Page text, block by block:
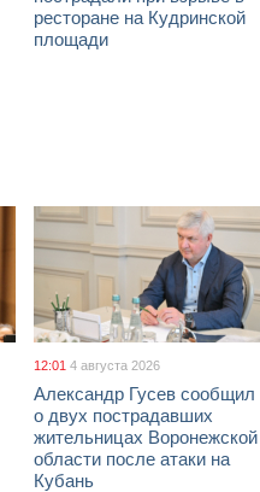
ресторане на Кудринской
площади
12:01 4 августа 2026
Александр Гусев сообщил
о двух пострадавших
жительницах Воронежской
области после атаки на
Кубань